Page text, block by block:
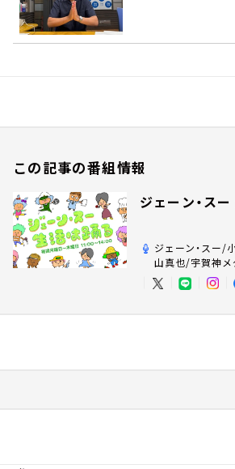
この記事の番組情報
ジェーン・ス
ジェーン・スー/
山真也/宇賀神